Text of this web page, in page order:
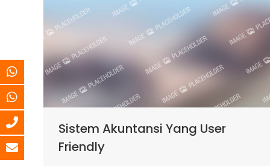
Sistem Akuntansi Yang User
Friendly